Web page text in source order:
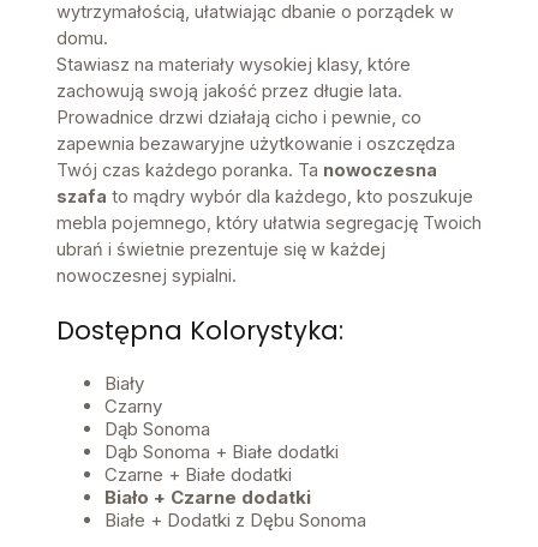
wytrzymałością, ułatwiając dbanie o porządek w
domu.
Stawiasz na materiały wysokiej klasy, które
zachowują swoją jakość przez długie lata.
Prowadnice drzwi działają cicho i pewnie, co
zapewnia bezawaryjne użytkowanie i oszczędza
Twój czas każdego poranka. Ta nowoczesna
szafa to mądry wybór dla każdego, kto poszukuje
mebla pojemnego, który ułatwia segregację Twoich
ubrań i świetnie prezentuje się w każdej
nowoczesnej sypialni.
Dostępna Kolorystyka:
Biały
Czarny
Dąb Sonoma
Dąb Sonoma + Białe dodatki
Czarne + Białe dodatki
Biało + Czarne dodatki
Białe + Dodatki z Dębu Sonoma